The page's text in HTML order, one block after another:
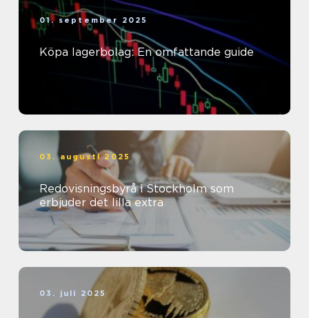
01. september 2025
Köpa lagerbolag: En omfattande guide
03. augusti 2025
Redovisningsbyrå i Stockholm som
erbjuder det lilla extra
03. juli 2025